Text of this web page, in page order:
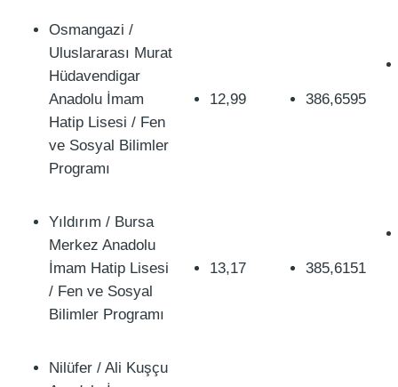
Osmangazi /
Uluslararası Murat
Hüdavendigar
Anadolu İmam
Hatip Lisesi / Fen
ve Sosyal Bilimler
Programı
12,99 386,6595
Yıldırım / Bursa
Merkez Anadolu
İmam Hatip Lisesi
/ Fen ve Sosyal
Bilimler Programı
13,17 385,6151
Nilüfer / Ali Kuşçu